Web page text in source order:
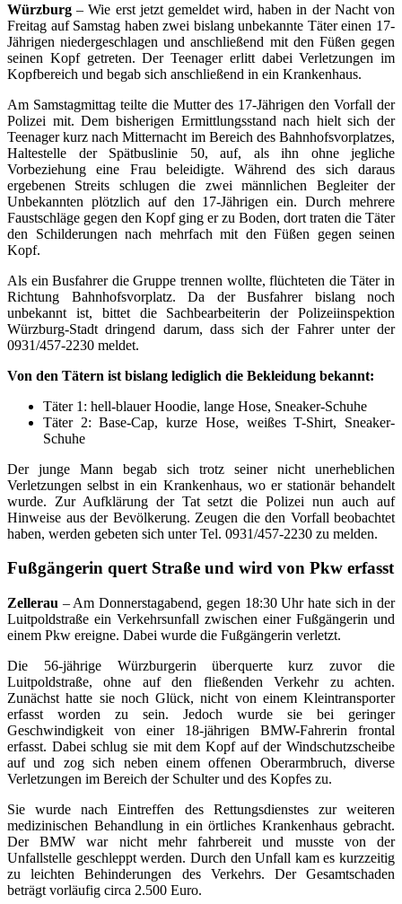
Würzburg – Wie erst jetzt gemeldet wird, haben in der Nacht von
Freitag auf Samstag haben zwei bislang unbekannte Täter einen 17-
Jährigen niedergeschlagen und anschließend mit den Füßen gegen
seinen Kopf getreten. Der Teenager erlitt dabei Verletzungen im
Kopfbereich und begab sich anschließend in ein Krankenhaus.
Am Samstagmittag teilte die Mutter des 17-Jährigen den Vorfall der
Polizei mit. Dem bisherigen Ermittlungsstand nach hielt sich der
Teenager kurz nach Mitternacht im Bereich des Bahnhofsvorplatzes,
Haltestelle der Spätbuslinie 50, auf, als ihn ohne jegliche
Vorbeziehung eine Frau beleidigte. Während des sich daraus
ergebenen Streits schlugen die zwei männlichen Begleiter der
Unbekannten plötzlich auf den 17-Jährigen ein. Durch mehrere
Faustschläge gegen den Kopf ging er zu Boden, dort traten die Täter
den Schilderungen nach mehrfach mit den Füßen gegen seinen
Kopf.
Als ein Busfahrer die Gruppe trennen wollte, flüchteten die Täter in
Richtung Bahnhofsvorplatz. Da der Busfahrer bislang noch
unbekannt ist, bittet die Sachbearbeiterin der Polizeiinspektion
Würzburg-Stadt dringend darum, dass sich der Fahrer unter der
0931/457-2230 meldet.
Von den Tätern ist bislang lediglich die Bekleidung bekannt:
Täter 1: hell-blauer Hoodie, lange Hose, Sneaker-Schuhe
Täter 2: Base-Cap, kurze Hose, weißes T-Shirt, Sneaker-
Schuhe
Der junge Mann begab sich trotz seiner nicht unerheblichen
Verletzungen selbst in ein Krankenhaus, wo er stationär behandelt
wurde. Zur Aufklärung der Tat setzt die Polizei nun auch auf
Hinweise aus der Bevölkerung. Zeugen die den Vorfall beobachtet
haben, werden gebeten sich unter Tel. 0931/457-2230 zu melden.
Fußgängerin quert Straße und wird von Pkw erfasst
Zellerau – Am Donnerstagabend, gegen 18:30 Uhr hate sich in der
Luitpoldstraße ein Verkehrsunfall zwischen einer Fußgängerin und
einem Pkw ereigne. Dabei wurde die Fußgängerin verletzt.
Die 56-jährige Würzburgerin überquerte kurz zuvor die
Luitpoldstraße, ohne auf den fließenden Verkehr zu achten.
Zunächst hatte sie noch Glück, nicht von einem Kleintransporter
erfasst worden zu sein. Jedoch wurde sie bei geringer
Geschwindigkeit von einer 18-jährigen BMW-Fahrerin frontal
erfasst. Dabei schlug sie mit dem Kopf auf der Windschutzscheibe
auf und zog sich neben einem offenen Oberarmbruch, diverse
Verletzungen im Bereich der Schulter und des Kopfes zu.
Sie wurde nach Eintreffen des Rettungsdienstes zur weiteren
medizinischen Behandlung in ein örtliches Krankenhaus gebracht.
Der BMW war nicht mehr fahrbereit und musste von der
Unfallstelle geschleppt werden. Durch den Unfall kam es kurzzeitig
zu leichten Behinderungen des Verkehrs. Der Gesamtschaden
beträgt vorläufig circa 2.500 Euro.